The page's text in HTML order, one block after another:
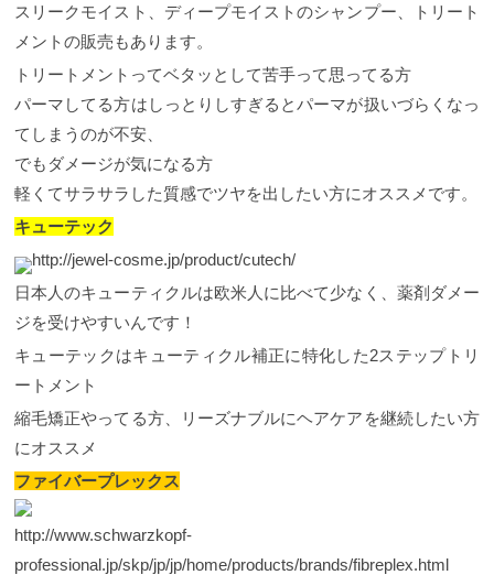
スリークモイスト、ディープモイストのシャンプー、トリート
メントの販売もあります。
トリートメントってベタッとして苦手って思ってる方
パーマしてる方はしっとりしすぎるとパーマが扱いづらくなっ
てしまうのが不安、
でもダメージが気になる方
軽くてサラサラした質感でツヤを出したい方にオススメです。
キューテック
http://jewel-cosme.jp/product/cutech/
日本人のキューティクルは欧米人に比べて少なく、薬剤ダメー
ジを受けやすいんです！
キューテックはキューティクル補正に特化した2ステップトリ
ートメント
縮毛矯正やってる方、リーズナブルにヘアケアを継続したい方
にオススメ
ファイバープレックス
http://www.schwarzkopf-
professional.jp/skp/jp/jp/home/products/brands/fibreplex.html